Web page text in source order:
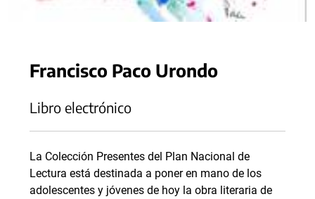
Francisco Paco Urondo
Libro electrónico
La Colección Presentes del Plan Nacional de
Lectura está destinada a poner en mano de los
adolescentes y jóvenes de hoy la obra literaria de